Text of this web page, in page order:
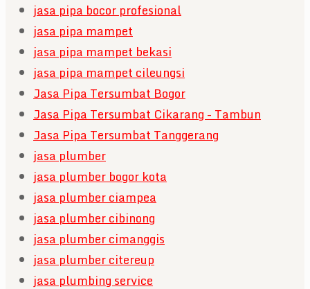
jasa pipa bocor profesional
jasa pipa mampet
jasa pipa mampet bekasi
jasa pipa mampet cileungsi
Jasa Pipa Tersumbat Bogor
Jasa Pipa Tersumbat Cikarang - Tambun
Jasa Pipa Tersumbat Tanggerang
jasa plumber
jasa plumber bogor kota
jasa plumber ciampea
jasa plumber cibinong
jasa plumber cimanggis
jasa plumber citereup
jasa plumbing service